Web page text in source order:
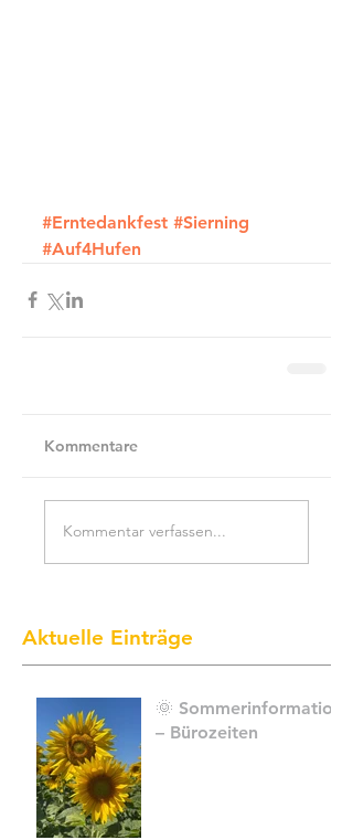
#Erntedankfest #Sierning
#Auf4Hufen
Kommentare
Kommentar verfassen...
Aktuelle Einträge
🌞 Sommerinformation
– Bürozeiten